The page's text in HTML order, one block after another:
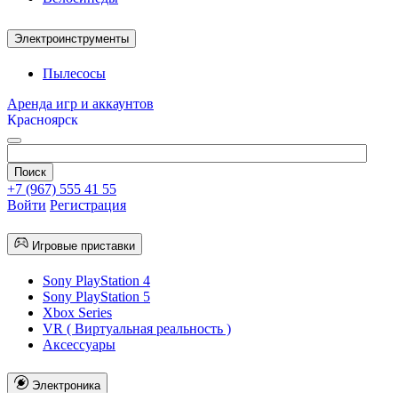
Электроинструменты
Пылесосы
Аренда игр и аккаунтов
Красноярск
+7 (967) 555 41 55
Войти Регистрация
Игровые приставки
Sony PlayStation 4
Sony PlayStation 5
Xbox Series
VR ( Виртуальная реальность )
Аксессуары
Электроника